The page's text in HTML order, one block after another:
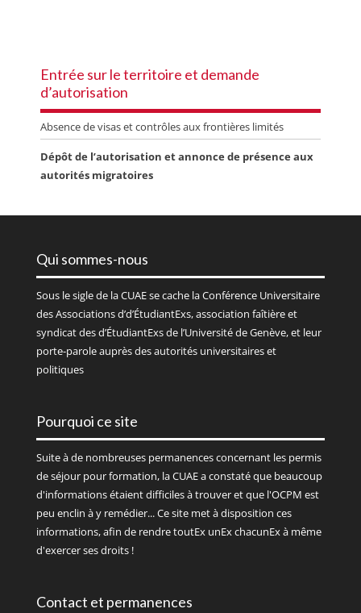
Entrée sur le territoire et demande
d’autorisation
Absence de visas et contrôles aux frontières limités
Dépôt de l’autorisation et annonce de présence aux
autorités migratoires
Qui sommes-nous
Sous le sigle de laCUAEse cache la Conférence Universitaire
des Associations d’d’ÉtudiantExs, association faîtière et
syndicat des d’ÉtudiantExs de l’Université de Genève, et leur
porte-parole auprès des autorités universitaires et
politiques
Pourquoi ce site
Suite à de nombreuses permanences concernant les permis
de séjour pour formation, la CUAE a constaté que beaucoup
d'informations étaient difficiles à trouver et que l'OCPM est
peu enclin à y remédier... Ce site met à disposition ces
informations, afin de rendre toutEx unEx chacunEx à même
d'exercer ses droits !
Contact et permanences